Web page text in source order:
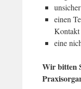
einen
Kontakt
eine
Wir bitten